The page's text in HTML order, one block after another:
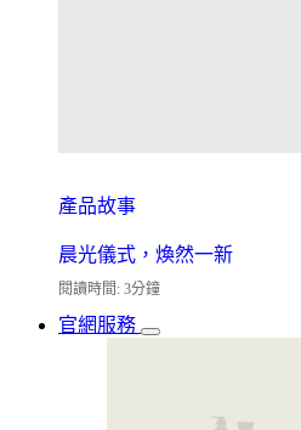
產品故事
晨光儀式，煥然一新
閱讀時間: 3分鐘
官網服務